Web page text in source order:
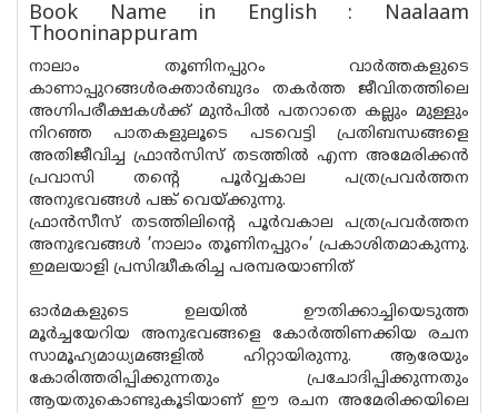
Book Name in English : Naalaam
Thooninappuram
നാലാം തൂണിനപ്പുറം വാര്‍ത്തകളുടെ
കാണാപ്പുറങ്ങള്‍രക്താര്‍ബുദം തകര്‍ത്ത ജീവിതത്തിലെ
അഗ്നിപരീക്ഷകള്‍ക്ക് മുന്‍പില്‍ പതറാതെ കല്ലും മുള്ളും
നിറഞ്ഞ പാതകളുലൂടെ പടവെട്ടി പ്രതിബന്ധങ്ങളെ
അതിജീവിച്ച ഫ്രാന്‍സിസ് തടത്തില്‍ എന്ന അമേരിക്കന്‍
പ്രവാസി തന്റെ പൂര്‍വ്വകാല പത്രപ്രവര്‍ത്തന
അനുഭവങ്ങള്‍ പങ്ക് വെയ്ക്കുന്നു.
ഫ്രാന്‍സീസ് തടത്തിലിന്റെ പൂര്‍വകാല പത്രപ്രവര്‍ത്തന
അനുഭവങ്ങള്‍ ’നാലാം തൂണിനപ്പുറം’ പ്രകാശിതമാകുന്നു.
ഇമലയാളി പ്രസിദ്ധീകരിച്ച പരമ്പരയാണിത്
ഓര്‍മകളുടെ ഉലയില്‍ ഊതിക്കാച്ചിയെടുത്ത
മൂര്‍ച്ചയേറിയ അനുഭവങ്ങളെ കോര്‍ത്തിണക്കിയ രചന
സാമൂഹ്യമാധ്യമങ്ങളില്‍ ഹിറ്റായിരുന്നു. ആരേയും
കോരിത്തരിപ്പിക്കുന്നതും പ്രചോദിപ്പിക്കുന്നതും
ആയതുകൊണ്ടുകൂടിയാണ് ഈ രചന അമേരിക്കയിലെ